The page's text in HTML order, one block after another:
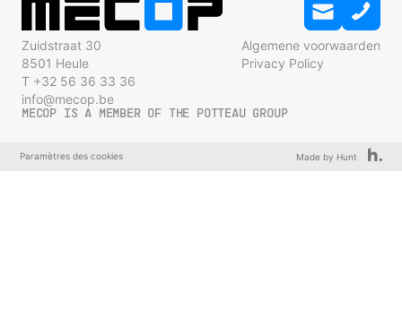
Zuidstraat 30
8501 Heule
T +32 56 36 33 36
info@mecop.be
Algemene voorwaarden
Privacy Policy
MECOP IS A MEMBER OF THE POTTEAU GROUP
Paramètres des cookies Made by Hunt